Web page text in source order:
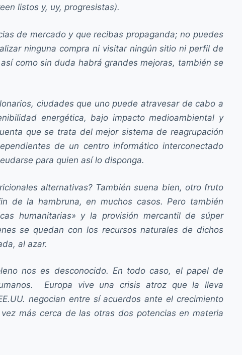
listos y, uy, progresistas).
de mercado y que recibas propaganda; no puedes
ninguna compra ni visitar ningún sitio ni perfil de
como sin duda habrá grandes mejoras, también se
ciudades que uno puede atravesar de cabo a
energética, bajo impacto medioambiental y
que se trata del mejor sistema de reagrupación
de un centro informático interconectado
para quien así lo disponga.
alternativas? También suena bien, otro fruto
de la hambruna, en muchos casos. Pero también
humanitarias» y la provisión mercantil de súper
se quedan con los recursos naturales de dichos
al azar.
nos es desconocido. En todo caso, el papel de
Europa vive una crisis atroz que la lleva
negocian entre sí acuerdos ante el crecimiento
más cerca de las otras dos potencias en materia